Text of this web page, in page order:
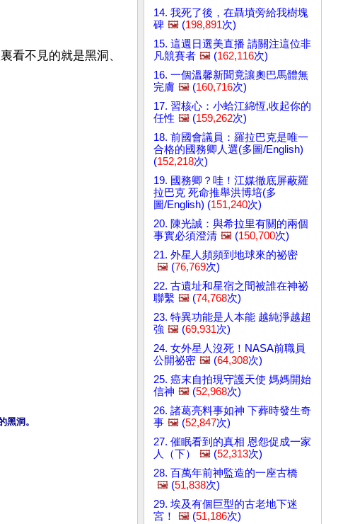
看不見的就是黑洞、
14. 我死了後，在聶墳旁給我樹塊
碑 🖼️ (198,891次)
15. 這週日選美直播 請關注這位非
凡競賽者 🖼️ (162,116次)
16. 一個溫馨新聞竟讓奧巴馬體無
完膚 🖼️ (160,716次)
17. 習核心：小蛤江綿恆,收起你的
任性 🖼️ (159,262次)
18. 前國會議員：羅拉巴克是唯一
合格的國務卿人選(多圖/English)
(152,218次)
19. 國務卿？哇！江媒徹底屏蔽羅
拉巴克 死命推舉洪博培(多
圖/English) (151,240次)
20. 陳光誠：與希拉里有關的兩個
事實必須澄清 🖼️ (150,700次)
21. 外星人頻頻到地球來的祕密
🖼️ (76,769次)
22. 古遺址和星宿之間被誰在神祕
聯繫 🖼️ (74,768次)
23. 特異功能是人本能 越純淨越超
強 🖼️ (69,931次)
24. 女外星人沒死！NASA前職員
公開祕密 🖼️ (64,308次)
25. 癌末自拍現守護天使 媽媽開始
信神 🖼️ (52,968次)
26. 諸葛亮料事如神 下葬時發生奇
事 🖼️ (52,847次)
27. 催眠看到的真相 恩怨促成一家
人（下）
🖼️ (52,313次)
28. 百萬年前神監造的一座古橋
🖼️ (51,838次)
29. 埃及有個巨型的古老地下迷
宮！
🖼️ (51,186次)